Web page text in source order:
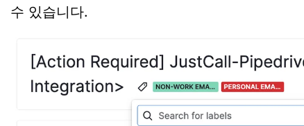
수 있습니다.